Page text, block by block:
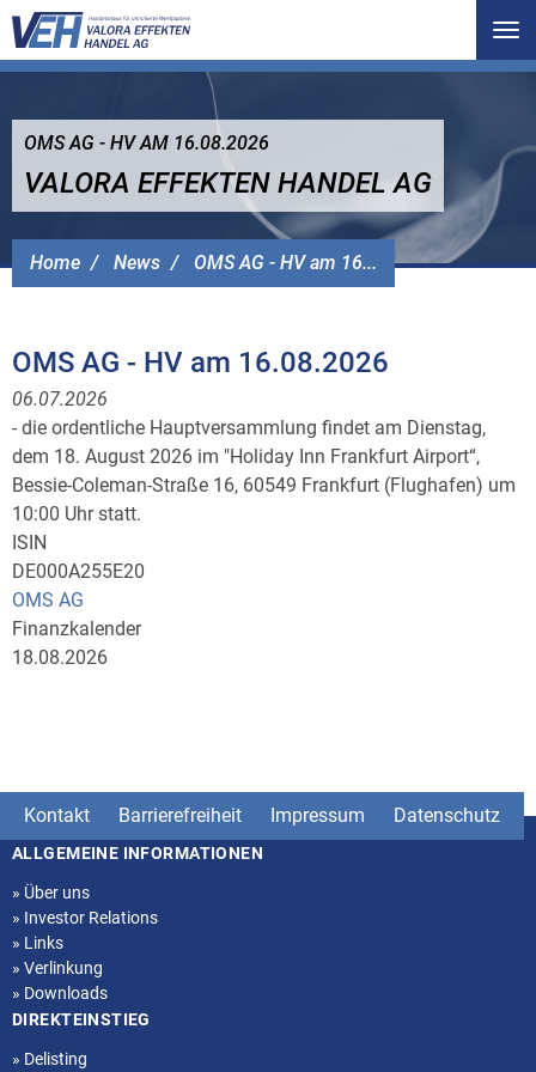
Home News OMS AG - HV am 16...
OMS AG - HV AM 16.08.2026
VALORA EFFEKTEN HANDEL AG
OMS AG - HV am 16.08.2026
06.07.2026
- die ordentliche Hauptversammlung findet am Dienstag,
dem 18. August 2026 im "Holiday Inn Frankfurt Airport“,
Bessie-Coleman-Straße 16, 60549 Frankfurt (Flughafen) um
10:00 Uhr statt.
ISIN
DE000A255E20
OMS AG
Finanzkalender
18.08.2026
Kontakt Barrierefreiheit Impressum Datenschutz
Seitenstruktur
ALLGEMEINE INFORMATIONEN
» Über uns
» Investor Relations
» Links
» Verlinkung
» Downloads
DIREKTEINSTIEG
» Delisting